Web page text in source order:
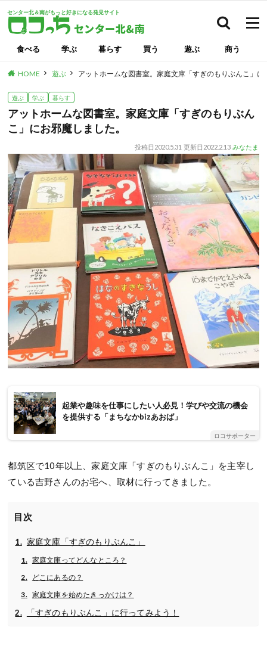
センター北＆南がもっと好きになる発見サイト
食べる 学ぶ 暮らす 買う 遊ぶ 商う
HOME 遊ぶ アットホームな図書室。家庭文庫「すぎのもりぶんこ」に
遊ぶ 学ぶ 暮らす
アットホームな図書室。家庭文庫「すぎのもりぶん
こ」にお邪魔しました。
投稿日 2020.5.31 更新日 2022.2.13 みなたま
起業や趣味を仕事にしたい人必見！学びや交流の機会
を提供する「まちなかbizあおば」
ロコサポーター
都筑区で10年以上、家庭文庫「すぎのもりぶんこ」を主宰し
ている吉野さんのお宅へ、取材に行ってきました。
目次
家庭文庫「すぎのもりぶんこ」
家庭文庫ってどんなところ？
どこにあるの？
家庭文庫を始めたきっかけは？
「すぎのもりぶんこ」に行ってみよう！